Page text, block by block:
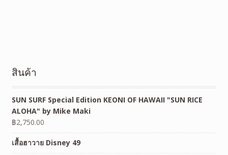
สินค้า
SUN SURF Special Edition KEONI OF HAWAII "SUN RICE
ALOHA" by Mike Maki
฿2,750.00
เสื้อฮาวาย Disney 49